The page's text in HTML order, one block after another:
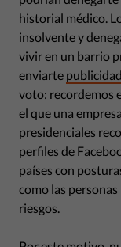
historial médico.
insolvente y
vivir en un barrio
enviarte
voto: recordemos
el que una
presidenciales
perfiles de
países con
como las
riesgos.